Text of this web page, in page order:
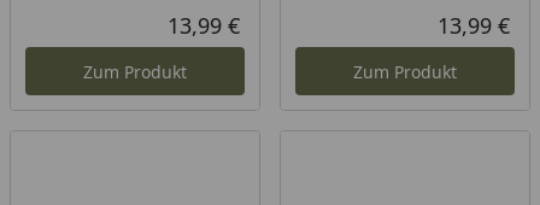
Aktueller Preis
13,99 €
Zum Produkt
13,99 €
Zum Produkt